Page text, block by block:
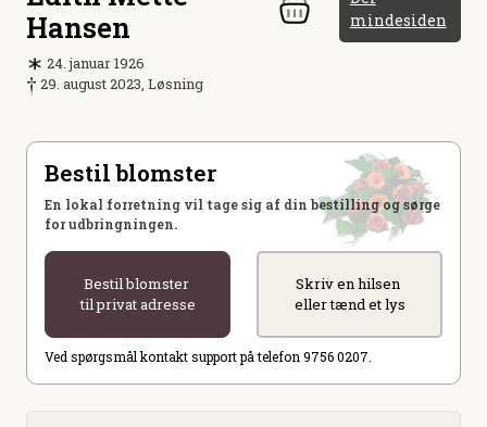
Hansen
mindesiden
24. januar 1926
29. august 2023, Løsning
Bestil blomster
En lokal forretning vil tage sig af din bestilling og sørge
for udbringningen.
Bestil blomster
til privat adresse
Skriv en hilsen
eller tænd et lys
Ved spørgsmål kontakt support på telefon 9756 0207.